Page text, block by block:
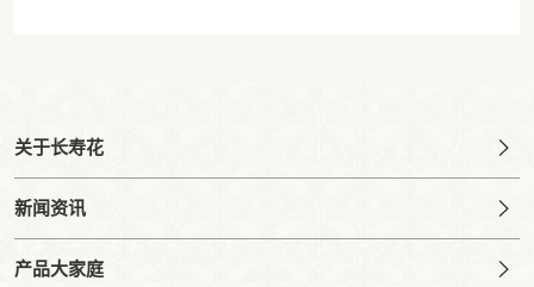
关于长寿花
新闻资讯
产品大家庭